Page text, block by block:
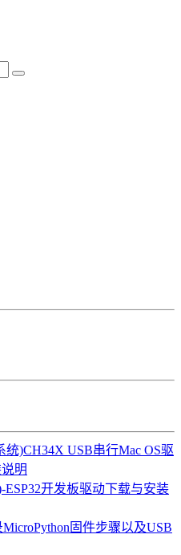
统)CH34X USB串行Mac OS驱
明
ESP32开发板驱动下载与安装
MicroPython固件步骤以及USB